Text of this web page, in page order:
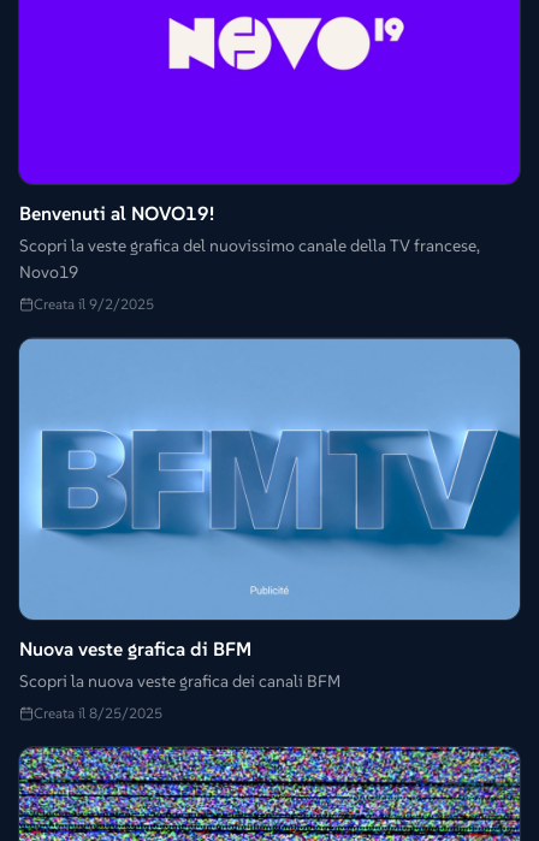
Benvenuti al NOVO19!
Scopri la veste grafica del nuovissimo canale della TV francese,
Novo19
Creata il 9/2/2025
Nuova veste grafica di BFM
Scopri la nuova veste grafica dei canali BFM
Creata il 8/25/2025